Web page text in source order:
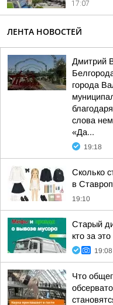
17:07
ЛЕНТА НОВОСТЕЙ
Дмитрий
города
слова
«Да...
19:18
Сколько
в
19:10
Старый
кто за
19:08
Что